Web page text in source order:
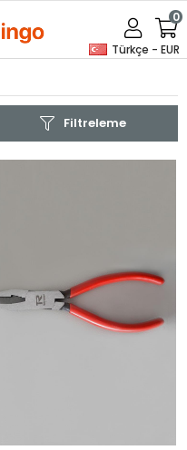
Türkçe - EUR
0
Filtreleme